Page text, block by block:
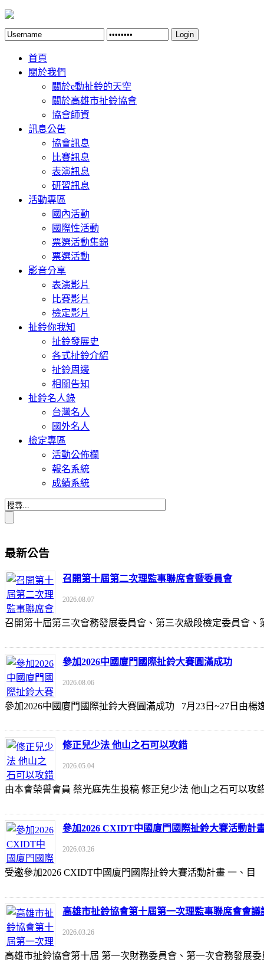
Login
首頁
關於我們
關於e動扯鈴的天空
關於高雄市扯鈴協會
協會師資
訊息公告
協會訊息
比賽訊息
表演訊息
研習訊息
活動專區
國內活動
國際性活動
票選活動集錦
票選活動
影音分享
表演影片
比賽影片
檢定影片
扯鈴你我知
扯鈴發展史
各式扯鈴介紹
扯鈴周邊
相關告知
扯鈴名人錄
台灣名人
國外名人
檢定專區
活動公佈欄
報名系統
成績系統
最新公告
召開第十屆第二次理監事聯席會暨委員會
2026.08.07
召開第十屆第三次會務發展委員會、第三次級段檢定委員
參加2026中國廈門國際扯鈴大賽圓滿成功
2026.08.06
參加2026中國廈門國際扯鈴大賽圓滿成功 7月23日~27日由
修正兒少法 他山之石可以攻錯
2026.05.04
由本會榮譽會員 蔡光庭先生投稿 修正兒少法 他山之石可以攻
參加2026 CXIDT中國廈門國際扯鈴大賽活動計
2026.03.26
受邀參加2026 CXIDT中國廈門國際扯鈴大賽活動計畫 一、
高雄市扯鈴協會第十屆第一次理監事聯席會會議
2026.03.26
高雄市扯鈴協會第十屆 第一次財務委員會、第一次會務發展